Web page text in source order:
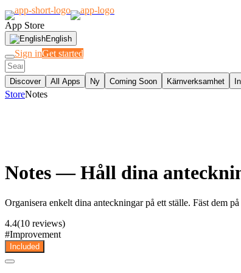
App Store
English
Sign inGet started
Discover All Apps Ny Coming Soon Kärnverksamhet
StoreNotes
Notes— Håll dina
Organisera enkelt dina anteckningar på ett ställe. Fäst dem
4.4(10 reviews)
#Improvement
Included